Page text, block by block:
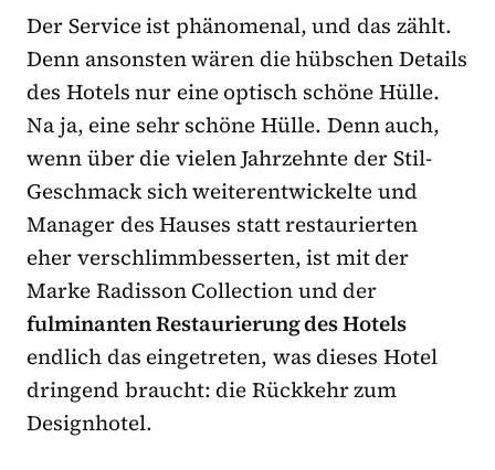
Der Service ist phänomenal, und das zählt.
Denn ansonsten wären die hübschen Details
des Hotels nur eine optisch schöne Hülle.
Na ja, eine sehr schöne Hülle. Denn auch,
wenn über die vielen Jahrzehnte der Stil-
Geschmack sich weiterentwickelte und
Manager des Hauses statt restaurierten
eher verschlimmbesserten, ist mit der
Marke Radisson Collection und der
fulminanten Restaurierung des Hotels
endlich das eingetreten, was dieses Hotel
dringend braucht: die Rückkehr zum
Designhotel.